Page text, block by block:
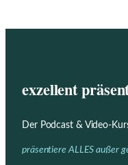
exzellent
Der Podcast & Video-
präsentiere ALLES außer